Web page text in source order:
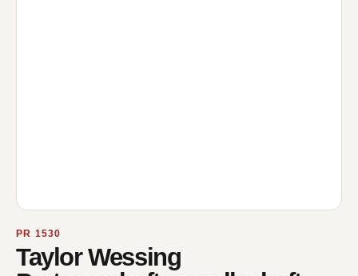
PR 1530
Taylor Wessing